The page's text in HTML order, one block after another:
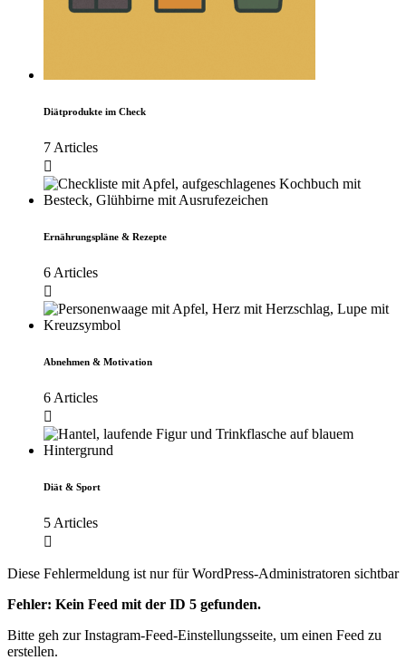
Diätprodukte im Check
7 Articles
Ernährungspläne & Rezepte
6 Articles
Abnehmen & Motivation
6 Articles
Diät & Sport
5 Articles
Diese Fehlermeldung ist nur für WordPress-Administratoren sichtbar
Fehler: Kein Feed mit der ID 5 gefunden.
Bitte geh zur Instagram-Feed-Einstellungsseite, um einen Feed zu
erstellen.